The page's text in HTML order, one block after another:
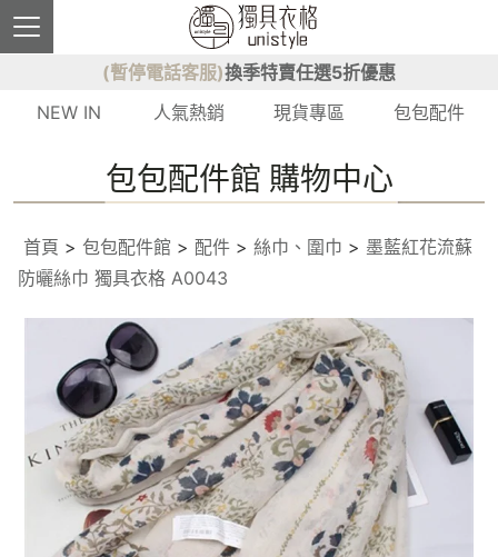
(暫停電話客服)換季特賣任選5折優惠
NEW IN
人氣熱銷 現貨專區 包包配件
包包配件館 購物中心
首頁 > 包包配件館 > 配件 > 絲巾、圍巾 > 墨藍紅花流蘇
防曬絲巾 獨具衣格 A0043